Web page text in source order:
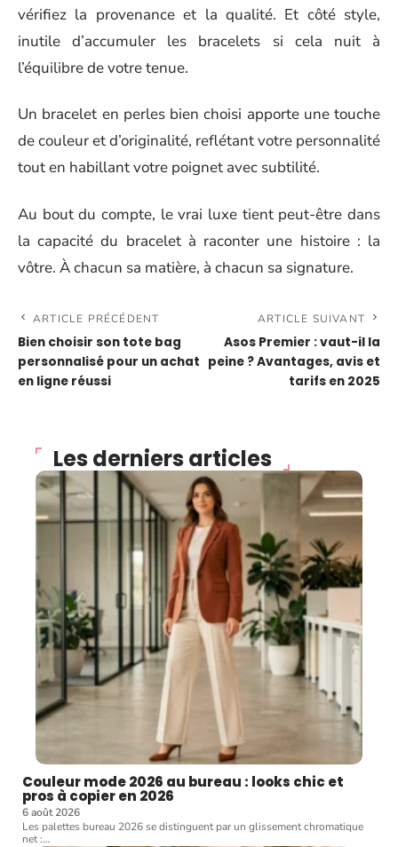
vérifiez la provenance et la qualité. Et côté style,
inutile d’accumuler les bracelets si cela nuit à
l’équilibre de votre tenue.
Un bracelet en perles bien choisi apporte une touche
de couleur et d’originalité, reflétant votre personnalité
tout en habillant votre poignet avec subtilité.
Au bout du compte, le vrai luxe tient peut-être dans
la capacité du bracelet à raconter une histoire : la
vôtre. À chacun sa matière, à chacun sa signature.
ARTICLE PRÉCÉDENT
Bien choisir son tote bag
personnalisé pour un achat
en ligne réussi
ARTICLE SUIVANT
Asos Premier : vaut-il la
peine ? Avantages, avis et
tarifs en 2025
Les derniers articles
Couleur mode 2026 au bureau : looks chic et
pros à copier en 2026
6 août 2026
Les palettes bureau 2026 se distinguent par un glissement chromatique
net :…